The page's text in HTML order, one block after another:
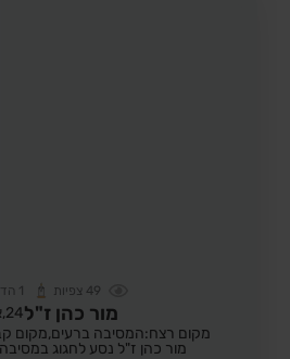
49 צפיות 1
מור כהן ז"ל24,
מקום רצח:המסיבה ברעים,מקום
מור כהן ז"ל נסע לחגוג